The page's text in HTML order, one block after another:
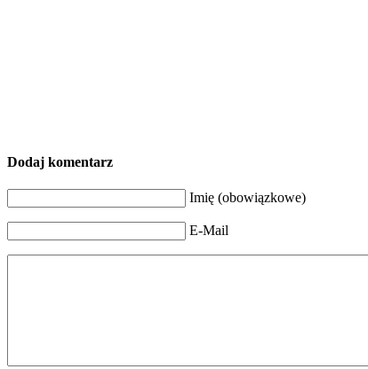
Dodaj komentarz
Imię (obowiązkowe)
E-Mail